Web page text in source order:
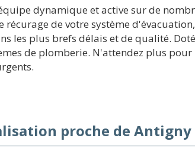
dynamique et active sur de
de votre système
les plus brefs délais et de qualité.
de plomberie. N'attendez plus
proche de Antigny